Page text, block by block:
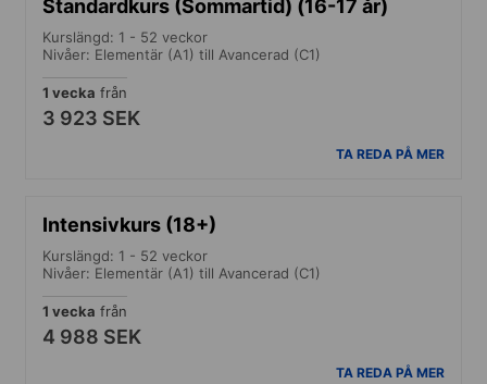
Standardkurs (Sommartid) (16-17 år)
Kurslängd: 1 - 52 veckor
Nivåer: Elementär (A1) till Avancerad (C1)
1 vecka från
3 923 SEK
TA REDA PÅ MER
Intensivkurs (18+)
Kurslängd: 1 - 52 veckor
Nivåer: Elementär (A1) till Avancerad (C1)
1 vecka från
4 988 SEK
TA REDA PÅ MER